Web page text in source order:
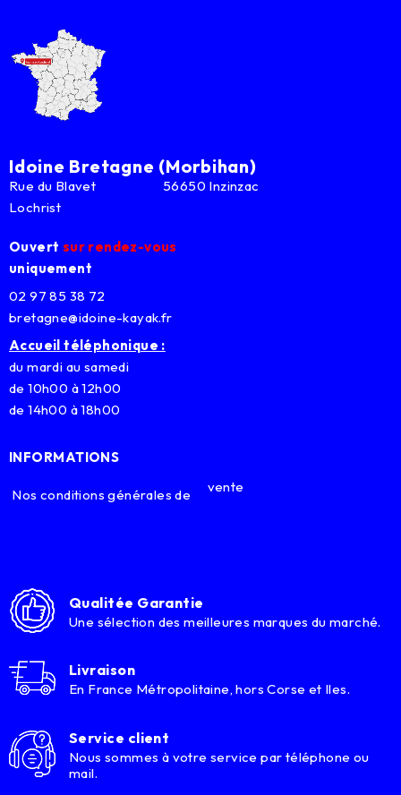
Idoine Bretagne (Morbihan)
Rue du Blavet 56650 Inzinzac
Lochrist
Ouvert sur rendez-vous
uniquement
02 97 85 38 72
bretagne@idoine-kayak.fr
Accueil téléphonique :
du mardi au samedi
de 10h00 à 12h00
de 14h00 à 18h00
INFORMATIONS
Nos conditions générales de vente
Qualitée Garantie
Une sélection des meilleures marques du marché.
Livraison
En France Métropolitaine, hors Corse et Iles.
Service client
Nous sommes à votre service par téléphone ou
mail.